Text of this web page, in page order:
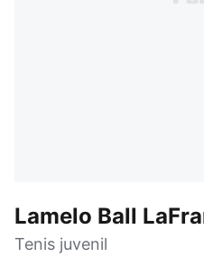
Lamelo Ball
Tenis juvenil